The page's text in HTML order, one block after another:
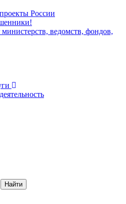
России
ведомств, фондов,
Найти